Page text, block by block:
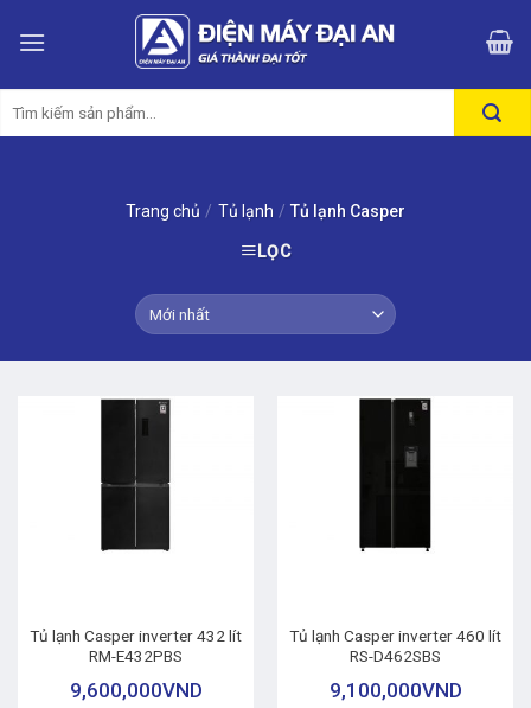
kiếm:
Trang chủ / Tủ lạnh / Tủ lạnh Casper
LỌC
Tủ lạnh Casper inverter 432 lít
RM-E432PBS
9,600,000VND
Tủ lạnh Casper inverter 460 lít
RS-D462SBS
9,100,000VND